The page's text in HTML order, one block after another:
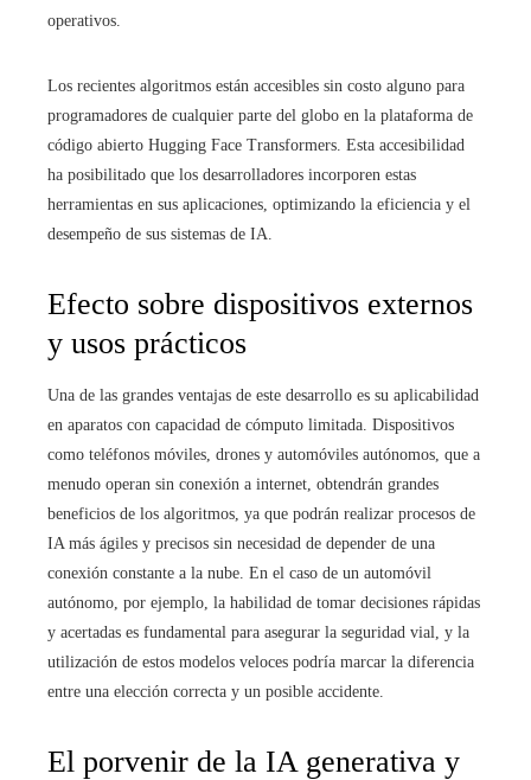
operativos.
Los recientes algoritmos están accesibles sin costo alguno para
programadores de cualquier parte del globo en la plataforma de
código abierto Hugging Face Transformers. Esta accesibilidad
ha posibilitado que los desarrolladores incorporen estas
herramientas en sus aplicaciones, optimizando la eficiencia y el
desempeño de sus sistemas de IA.
Efecto sobre dispositivos externos
y usos prácticos
Una de las grandes ventajas de este desarrollo es su aplicabilidad
en aparatos con capacidad de cómputo limitada. Dispositivos
como teléfonos móviles, drones y automóviles autónomos, que a
menudo operan sin conexión a internet, obtendrán grandes
beneficios de los algoritmos, ya que podrán realizar procesos de
IA más ágiles y precisos sin necesidad de depender de una
conexión constante a la nube. En el caso de un automóvil
autónomo, por ejemplo, la habilidad de tomar decisiones rápidas
y acertadas es fundamental para asegurar la seguridad vial, y la
utilización de estos modelos veloces podría marcar la diferencia
entre una elección correcta y un posible accidente.
El porvenir de la IA generativa y